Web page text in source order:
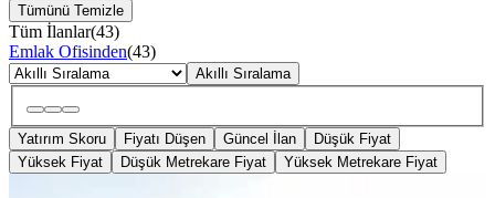
Tümünü Temizle
Tüm İlanlar(43)
Emlak Ofisinden(43)
Akıllı Sıralama
Yatırım Skoru Fiyatı Düşen Güncel İlan
Düşük Fiyat
Yüksek Fiyat
Düşük Metrekare Fiyat Yüksek Metrekare Fiyat